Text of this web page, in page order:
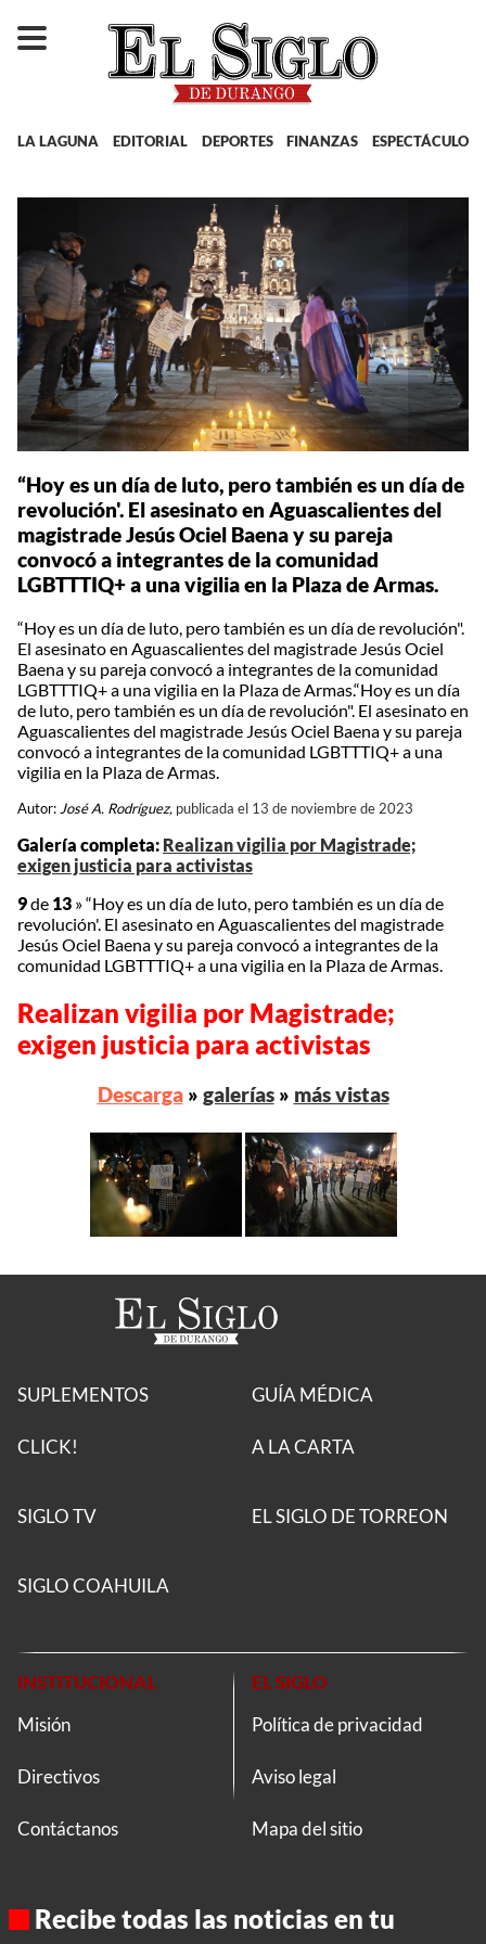
LA LAGUNA EDITORIAL DEPORTES FINANZAS ESPECTÁCULOS
“Hoy es un día de luto, pero también es un día de
revolución'. El asesinato en Aguascalientes del
magistrade Jesús Ociel Baena y su pareja
convocó a integrantes de la comunidad
LGBTTTIQ+ a una vigilia en la Plaza de Armas.
“Hoy es un día de luto, pero también es un día de revolución".
El asesinato en Aguascalientes del magistrade Jesús Ociel
Baena y su pareja convocó a integrantes de la comunidad
LGBTTTIQ+ a una vigilia en la Plaza de Armas.“Hoy es un día
de luto, pero también es un día de revolución". El asesinato en
Aguascalientes del magistrade Jesús Ociel Baena y su pareja
convocó a integrantes de la comunidad LGBTTTIQ+ a una
vigilia en la Plaza de Armas.
Autor:José A. Rodríguez, publicada el 13 de noviembre de 2023
Galería completa: Realizan vigilia por Magistrade;
exigen justicia para activistas
9de 13 »“Hoy es un día de luto, pero también es un día de
revolución'. El asesinato en Aguascalientes del magistrade
Jesús Ociel Baena y su pareja convocó a integrantes de la
comunidad LGBTTTIQ+ a una vigilia en la Plaza de Armas.
Realizan vigilia por Magistrade;
exigen justicia para activistas
Descarga» galerías» más vistas
SUPLEMENTOS
CLICK!
GUÍA MÉDICA
A LA CARTA
SIGLO TV EL SIGLO DE TORREON
SIGLO COAHUILA
INSTITUCIONAL
Misión
Directivos
Contáctanos
EL SIGLO
Política de privacidad
Aviso legal
Mapa del sitio
Recibe todas las noticias en tu